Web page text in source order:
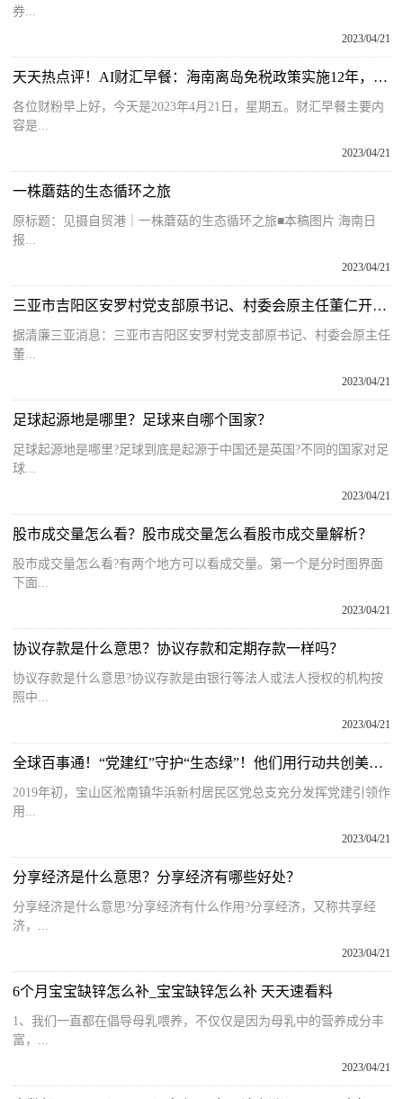
券...
2023/04/21
天天热点评！AI财汇早餐：海南离岛免税政策实施12年，累计购物1850亿元
各位财粉早上好，今天是2023年4月21日，星期五。财汇早餐主要内
容是...
2023/04/21
一株蘑菇的生态循环之旅
原标题：见摄自贸港｜一株蘑菇的生态循环之旅■本稿图片 海南日
报...
2023/04/21
三亚市吉阳区安罗村党支部原书记、村委会原主任董仁开接受审查调查
据清廉三亚消息：三亚市吉阳区安罗村党支部原书记、村委会原主任
董...
2023/04/21
足球起源地是哪里？足球来自哪个国家？
足球起源地是哪里?足球到底是起源于中国还是英国?不同的国家对足
球...
2023/04/21
股市成交量怎么看？股市成交量怎么看股市成交量解析？
股市成交量怎么看?有两个地方可以看成交量。第一个是分时图界面
下面...
2023/04/21
协议存款是什么意思？协议存款和定期存款一样吗？
协议存款是什么意思?协议存款是由银行等法人或法人授权的机构按
照中...
2023/04/21
全球百事通！“党建红”守护“生态绿”！他们用行动共创美好家园
2019年初，宝山区淞南镇华浜新村居民区党总支充分发挥党建引领作
用...
2023/04/21
分享经济是什么意思？分享经济有哪些好处？
分享经济是什么意思?分享经济有什么作用?分享经济，又称共享经
济，...
2023/04/21
6个月宝宝缺锌怎么补_宝宝缺锌怎么补 天天速看料
1、我们一直都在倡导母乳喂养，不仅仅是因为母乳中的营养成分丰
富，...
2023/04/21